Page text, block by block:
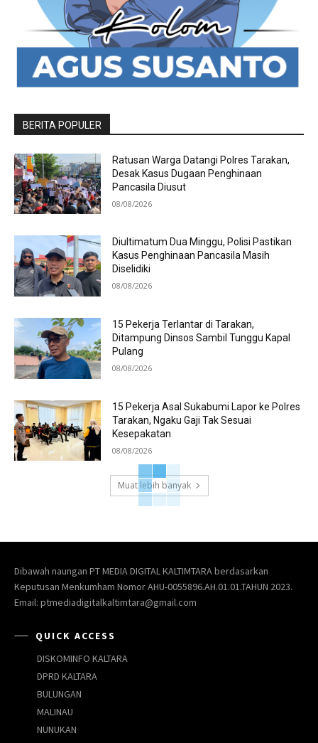
BERITA POPULER
Ratusan Warga Datangi Polres Tarakan,
Desak Kasus Dugaan Penghinaan
Pancasila Diusut
08/08/2026
Diultimatum Dua Minggu, Polisi Pastikan
Kasus Penghinaan Pancasila Masih
Diselidiki
08/08/2026
15 Pekerja Terlantar di Tarakan,
Ditampung Dinsos Sambil Tunggu Kapal
Pulang
08/08/2026
15 Pekerja Asal Sukabumi Lapor ke Polres
Tarakan, Ngaku Gaji Tak Sesuai
Kesepakatan
08/08/2026
Muat lebih banyak
Dibawah naungan PT MEDIA DIGITAL KALTIMTARA berdasarkan
Keputusan Menkumham Nomor AHU-0055896.AH.01.01.TAHUN 2023.
Email: ptmediadigitalkaltimtara@gmail.com
QUICK ACCESS
DISKOMINFO KALTARA
DPRD KALTARA
BULUNGAN
MALINAU
NUNUKAN